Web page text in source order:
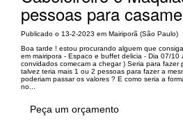
pessoas para
Publicado o 13-2-2023 em Mairiporã (São Paulo)
Boa tarde ! estou procurando alguem que
em mairipora - Espaco e buffet delicia - Dia 07/10
convidados comecam a chegar ) Seria para fazer
talvez teria mais 1 ou 2 pessoas para fazer a
poderiam passar os valores ? E como seria a
no...
Peça um orçamento